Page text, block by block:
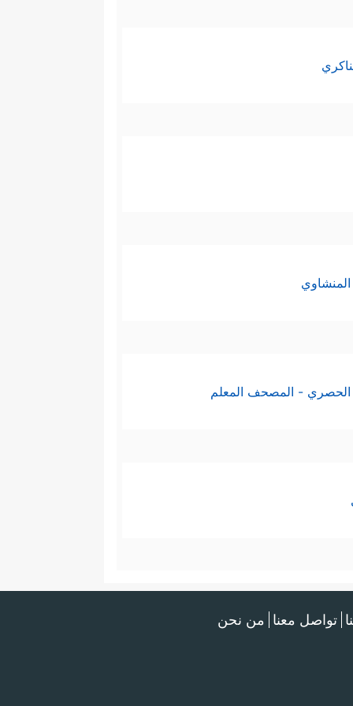
الحصري - المصحف المعلم
تواصل معنا من نحن